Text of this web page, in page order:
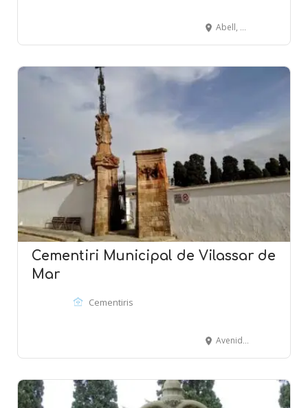
Abell, 2 - Riera Buscarons, 50 - CANET DE MAR
Cementiri Municipal de Vilassar de
Mar
Cementiris
Avenida Montevideo - VILASSAR DE MAR